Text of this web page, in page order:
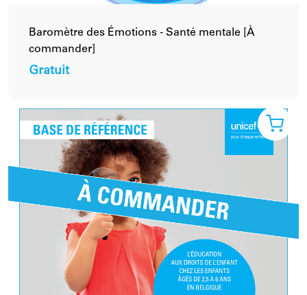
Baromètre des Émotions - Santé mentale [À
commander]
Gratuit